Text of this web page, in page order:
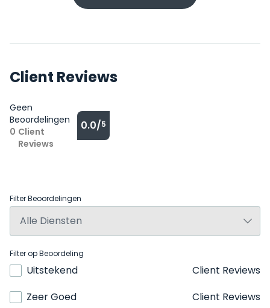
Client Reviews
Geen
Beoordelingen
0 Client
Reviews
0.0/5
Filter Beoordelingen
Filter op Beoordeling
Uitstekend
Client Reviews
Zeer Goed
Client Reviews